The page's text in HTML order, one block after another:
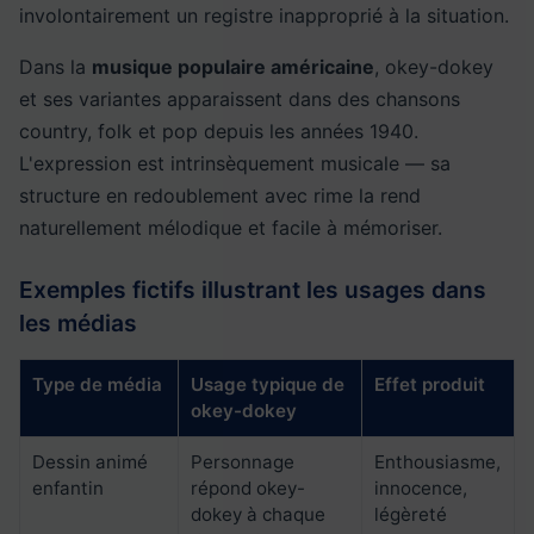
involontairement un registre inapproprié à la situation.
Dans la musique populaire américaine, okey-dokey
et ses variantes apparaissent dans des chansons
country, folk et pop depuis les années 1940.
L'expression est intrinsèquement musicale — sa
structure en redoublement avec rime la rend
naturellement mélodique et facile à mémoriser.
Exemples fictifs illustrant les usages dans
les médias
Type de média
Usage typique de
okey-dokey
Effet produit
Dessin animé
enfantin
Personnage
répond okey-
dokey à chaque
Enthousiasme,
innocence,
légèreté